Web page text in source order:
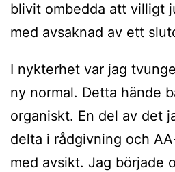
blivit ombedda att villigt
med avsaknad av ett
I nykterhet var jag
ny normal. Detta hände
organiskt. En del av det
delta i rådgivning och
med avsikt. Jag började